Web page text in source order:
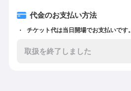
代金のお支払い方法
チケット代は当日開場でお支払いです。
取扱を終了しました